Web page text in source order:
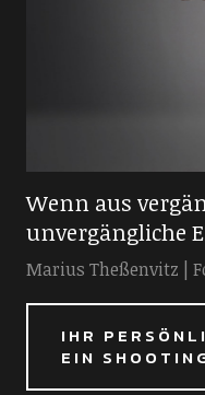
Wenn aus
unvergängliche
Marius Theßenvitz |
IHR
EIN